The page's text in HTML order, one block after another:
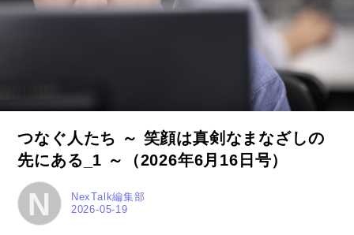
つなぐ人たち ～ 笑顔は真剣なまなざしの
先にある_1 ～（2026年6月16日号）
N 2026-05-19
NexTalk編集部